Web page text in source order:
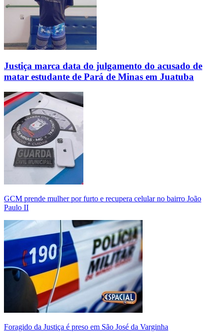
Justiça marca data do julgamento do acusado de
matar estudante de Pará de Minas em Juatuba
GCM prende mulher por furto e recupera celular no bairro João
Paulo II
Foragido da Justiça é preso em São José da Varginha